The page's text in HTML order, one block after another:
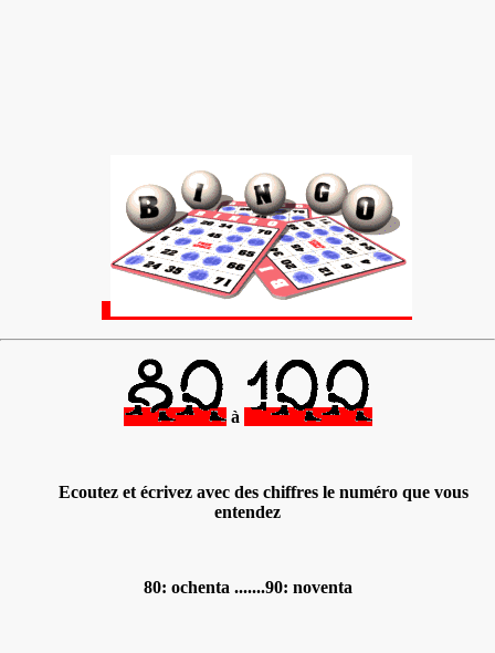
à
Ecoutez et écrivez avec des chiffres le numéro que vous
entendez
80: ochenta .......90: noventa